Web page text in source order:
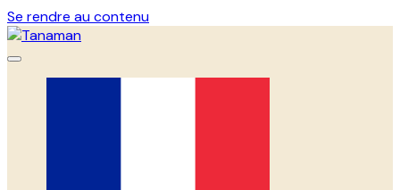
Se rendre au contenu